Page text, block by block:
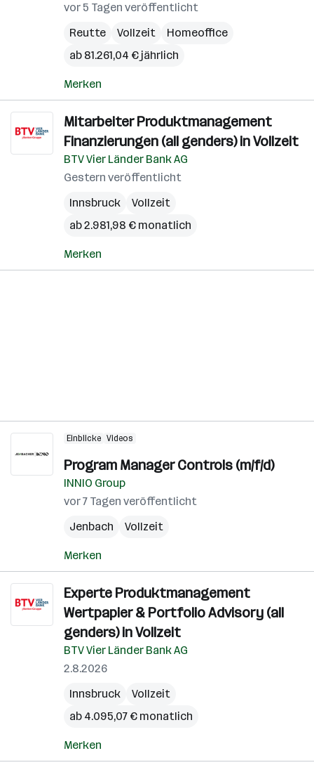
vor 5 Tagen veröffentlicht
Reutte
Vollzeit
Homeoffice
ab 81.261,04 € jährlich
Merken
Mitarbeiter Produktmanagement
Finanzierungen (all genders) in Vollzeit
BTV Vier Länder Bank AG
Gestern veröffentlicht
Innsbruck
Vollzeit
ab 2.981,98 € monatlich
Merken
Einblicke Videos
Program Manager Controls (m/f/d)
INNIO Group
vor 7 Tagen veröffentlicht
Jenbach
Vollzeit
Merken
Experte Produktmanagement
Wertpapier & Portfolio Advisory (all
genders) in Vollzeit
BTV Vier Länder Bank AG
2.8.2026
Innsbruck
Vollzeit
ab 4.095,07 € monatlich
Merken